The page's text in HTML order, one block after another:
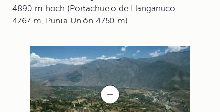
4890 m hoch (Portachuelo de Llanganuco
4767 m, Punta Unión 4750 m).